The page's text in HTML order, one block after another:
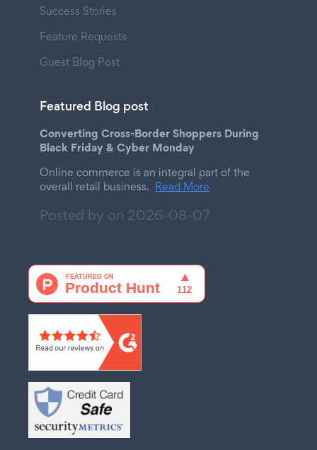
Success Stories
Feature Requests
Guest Blog Post
Featured Blog post
Converting Cross-Border Shoppers During
Black Friday & Cyber Monday
Online commerce is an integral part of the
overall retail business. Read More
Posted by on 2026-08-07